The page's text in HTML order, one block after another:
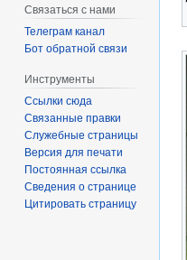
Связаться с нами
Телеграм канал
Бот обратной связи
Инструменты
Ссылки сюда
Связанные правки
Служебные страницы
Версия для печати
Постоянная ссылка
Сведения о странице
Цитировать страницу